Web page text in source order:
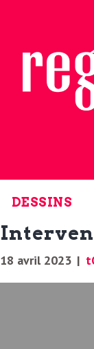
DESSINS
18 avril 2023 |